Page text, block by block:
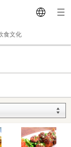
食文化